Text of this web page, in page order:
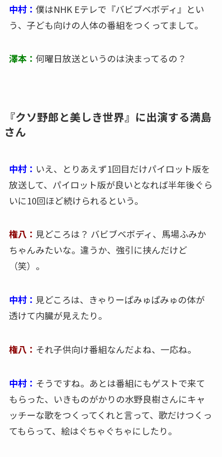
中村： 僕はNHK Eテレで『バビブベボディ』とい
う、子ども向けの人体の番組をつくってまして。
澤本： 何曜日放送というのは決まってるの？
『クソ野郎と美しき世界』に出演する満島
さん
中村： いえ、とりあえず1回目だけパイロット版を
放送して、パイロット版が良いとなれば半年後ぐら
いに10回ほど続けられるという。
権八： 見どころは？ バビブベボディ、馬場ふみか
ちゃんみたいな。違うか、強引に挟んだけど
（笑）。
中村： 見どころは、きゃりーぱみゅぱみゅの体が
透けて内臓が見えたり。
権八： それ子供向け番組なんだよね、一応ね。
中村： そうですね。あとは番組にもゲストで来て
もらった、いきものがかりの水野良樹さんにキャ
ッチーな歌をつくってくれと言って、歌だけつくっ
てもらって、絵はぐちゃぐちゃにしたり。